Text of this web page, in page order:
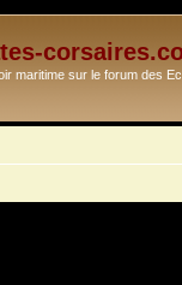
maritime sur le forum des